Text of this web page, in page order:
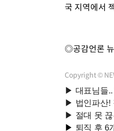
국 지역에서
◎공감언론
Copyright ©